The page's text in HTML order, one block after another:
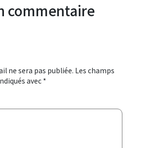
commentaire
ne sera pas publiée. Les champs
avec *